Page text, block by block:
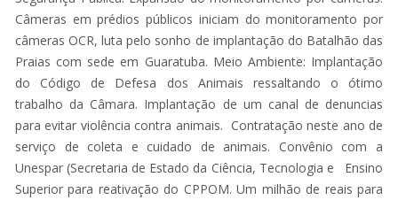
Câmeras em prédios públicos iniciam do monitoramento por
câmeras OCR, luta pelo sonho de implantação do Batalhão das
Praias com sede em Guaratuba. Meio Ambiente: Implantação
do Código de Defesa dos Animais ressaltando o ótimo
trabalho da Câmara. Implantação de um canal de denuncias
para evitar violência contra animais. Contratação neste ano de
serviço de coleta e cuidado de animais. Convênio com a
Unespar (Secretaria de Estado da Ciência, Tecnologia e Ensino
Superior para reativação do CPPOM. Um milhão de reais para